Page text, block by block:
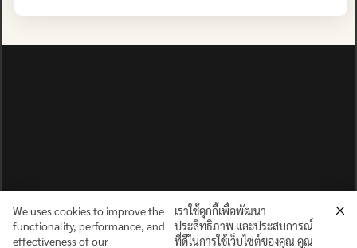
We uses cookies to improve the
functionality, performance, and
effectiveness of our
เราใช้คุกกี้เพื่อพัฒนา
ประสิทธิภาพ และประสบการณ์
ที่ดีในการใช้เว็บไซต์ของคุณ คุณ